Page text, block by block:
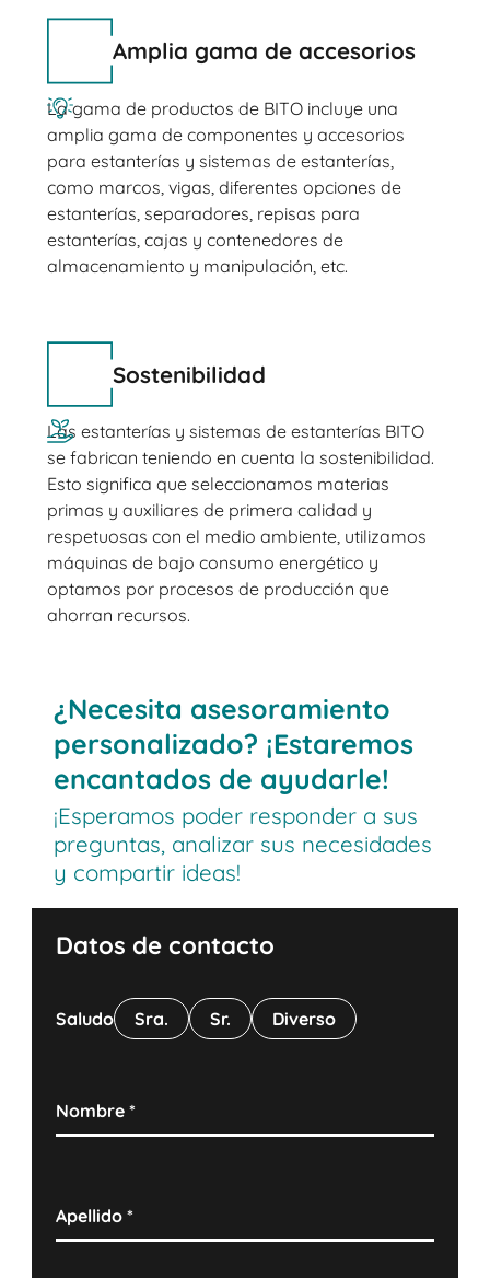
Amplia gama de accesorios
La gama de productos de BITO incluye una
amplia gama de componentes y accesorios
para estanterías y sistemas de estanterías,
como marcos, vigas, diferentes opciones de
estanterías, separadores, repisas para
estanterías, cajas y contenedores de
almacenamiento y manipulación, etc.
Sostenibilidad
Las estanterías y sistemas de estanterías BITO
se fabrican teniendo en cuenta la sostenibilidad.
Esto significa que seleccionamos materias
primas y auxiliares de primera calidad y
respetuosas con el medio ambiente, utilizamos
máquinas de bajo consumo energético y
optamos por procesos de producción que
ahorran recursos.
¿Necesita asesoramiento
personalizado? ¡Estaremos
encantados de ayudarle!
¡Esperamos poder responder a sus
preguntas, analizar sus necesidades
y compartir ideas!
Datos de contacto
Saludo Sra. Sr. Diverso
Nombre*
Apellido*